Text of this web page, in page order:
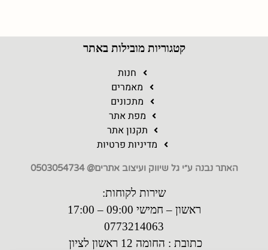
קטגוריות מובילות באתר
חנות
מאמרים
מתכונים
מפת אתר
תקנון אתר
מדיניות פרטיות
האתר נבנה ע״י גל שיווק ועיצוב אתרים@ 0503054734
שירות לקוחות:
ראשון – חמישי 09:00 – 17:00
0773214063
כתובת : החומה 12 ראשון לציון